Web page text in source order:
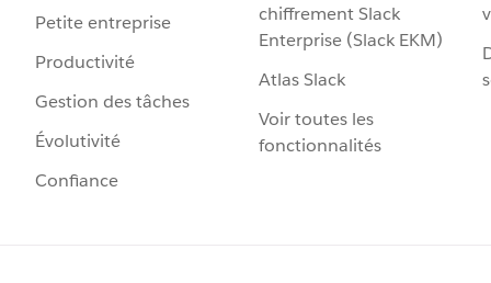
Petite entreprise
Productivité
Gestion des tâches
Évolutivité
Confiance
chiffrement Slack
Enterprise (Slack EKM)
Atlas Slack
Voir toutes les
fonctionnalités